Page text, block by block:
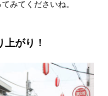
みてくださいね。
がり！